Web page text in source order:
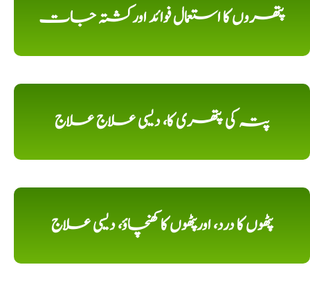
پتھروں کا استعمال فوائد اورکشتہ جات
پتہ کی پتھری کا، دیسی علاج علاج
پٹھوں کا درد، اورپٹھوں کا کھنچاؤ، دیسی علاج